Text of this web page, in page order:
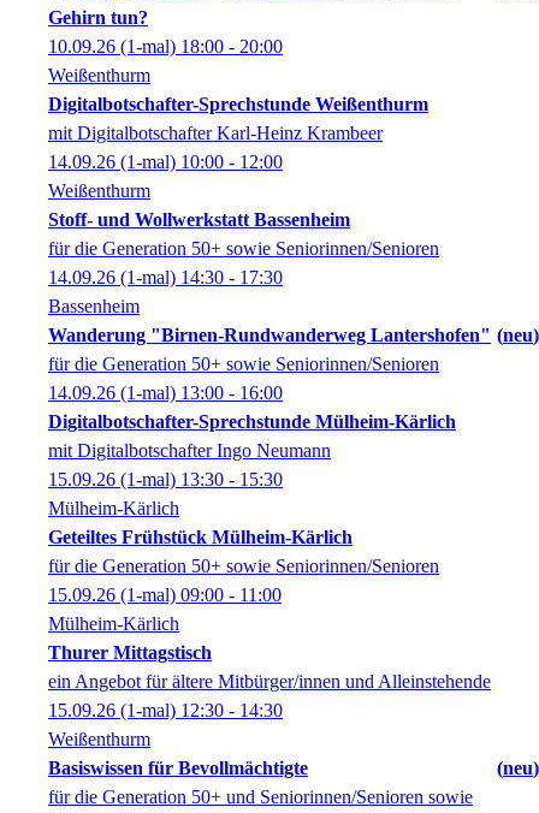
Gehirn tun?
10.09.26 (1-mal) 18:00 - 20:00
Weißenthurm
Digitalbotschafter-Sprechstunde Weißenthurm
mit Digitalbotschafter Karl-Heinz Krambeer
14.09.26 (1-mal) 10:00 - 12:00
Weißenthurm
Stoff- und Wollwerkstatt Bassenheim
für die Generation 50+ sowie Seniorinnen/Senioren
14.09.26 (1-mal) 14:30 - 17:30
Bassenheim
Wanderung "Birnen-Rundwanderweg Lantershofen"
neu
für die Generation 50+ sowie Seniorinnen/Senioren
14.09.26 (1-mal) 13:00 - 16:00
Digitalbotschafter-Sprechstunde Mülheim-Kärlich
mit Digitalbotschafter Ingo Neumann
15.09.26 (1-mal) 13:30 - 15:30
Mülheim-Kärlich
Geteiltes Frühstück Mülheim-Kärlich
für die Generation 50+ sowie Seniorinnen/Senioren
15.09.26 (1-mal) 09:00 - 11:00
Mülheim-Kärlich
Thurer Mittagstisch
ein Angebot für ältere Mitbürger/innen und Alleinstehende
15.09.26 (1-mal) 12:30 - 14:30
Weißenthurm
Basiswissen für Bevollmächtigte
neu
für die Generation 50+ und Seniorinnen/Senioren sowie